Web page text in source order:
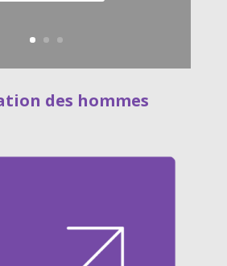
des hommes